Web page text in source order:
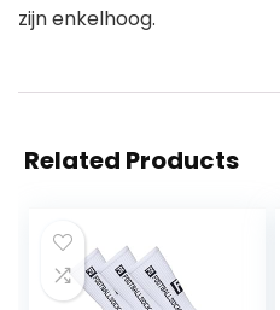
zijn enkelhoog.
Related Products